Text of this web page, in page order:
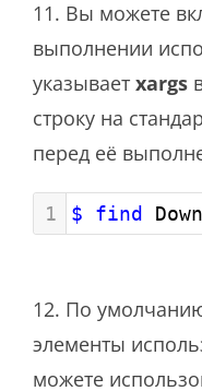
11. Вы можете
выполнении
указывает xargs
строку на
перед её
1 $ find
12. По
элементы
можете